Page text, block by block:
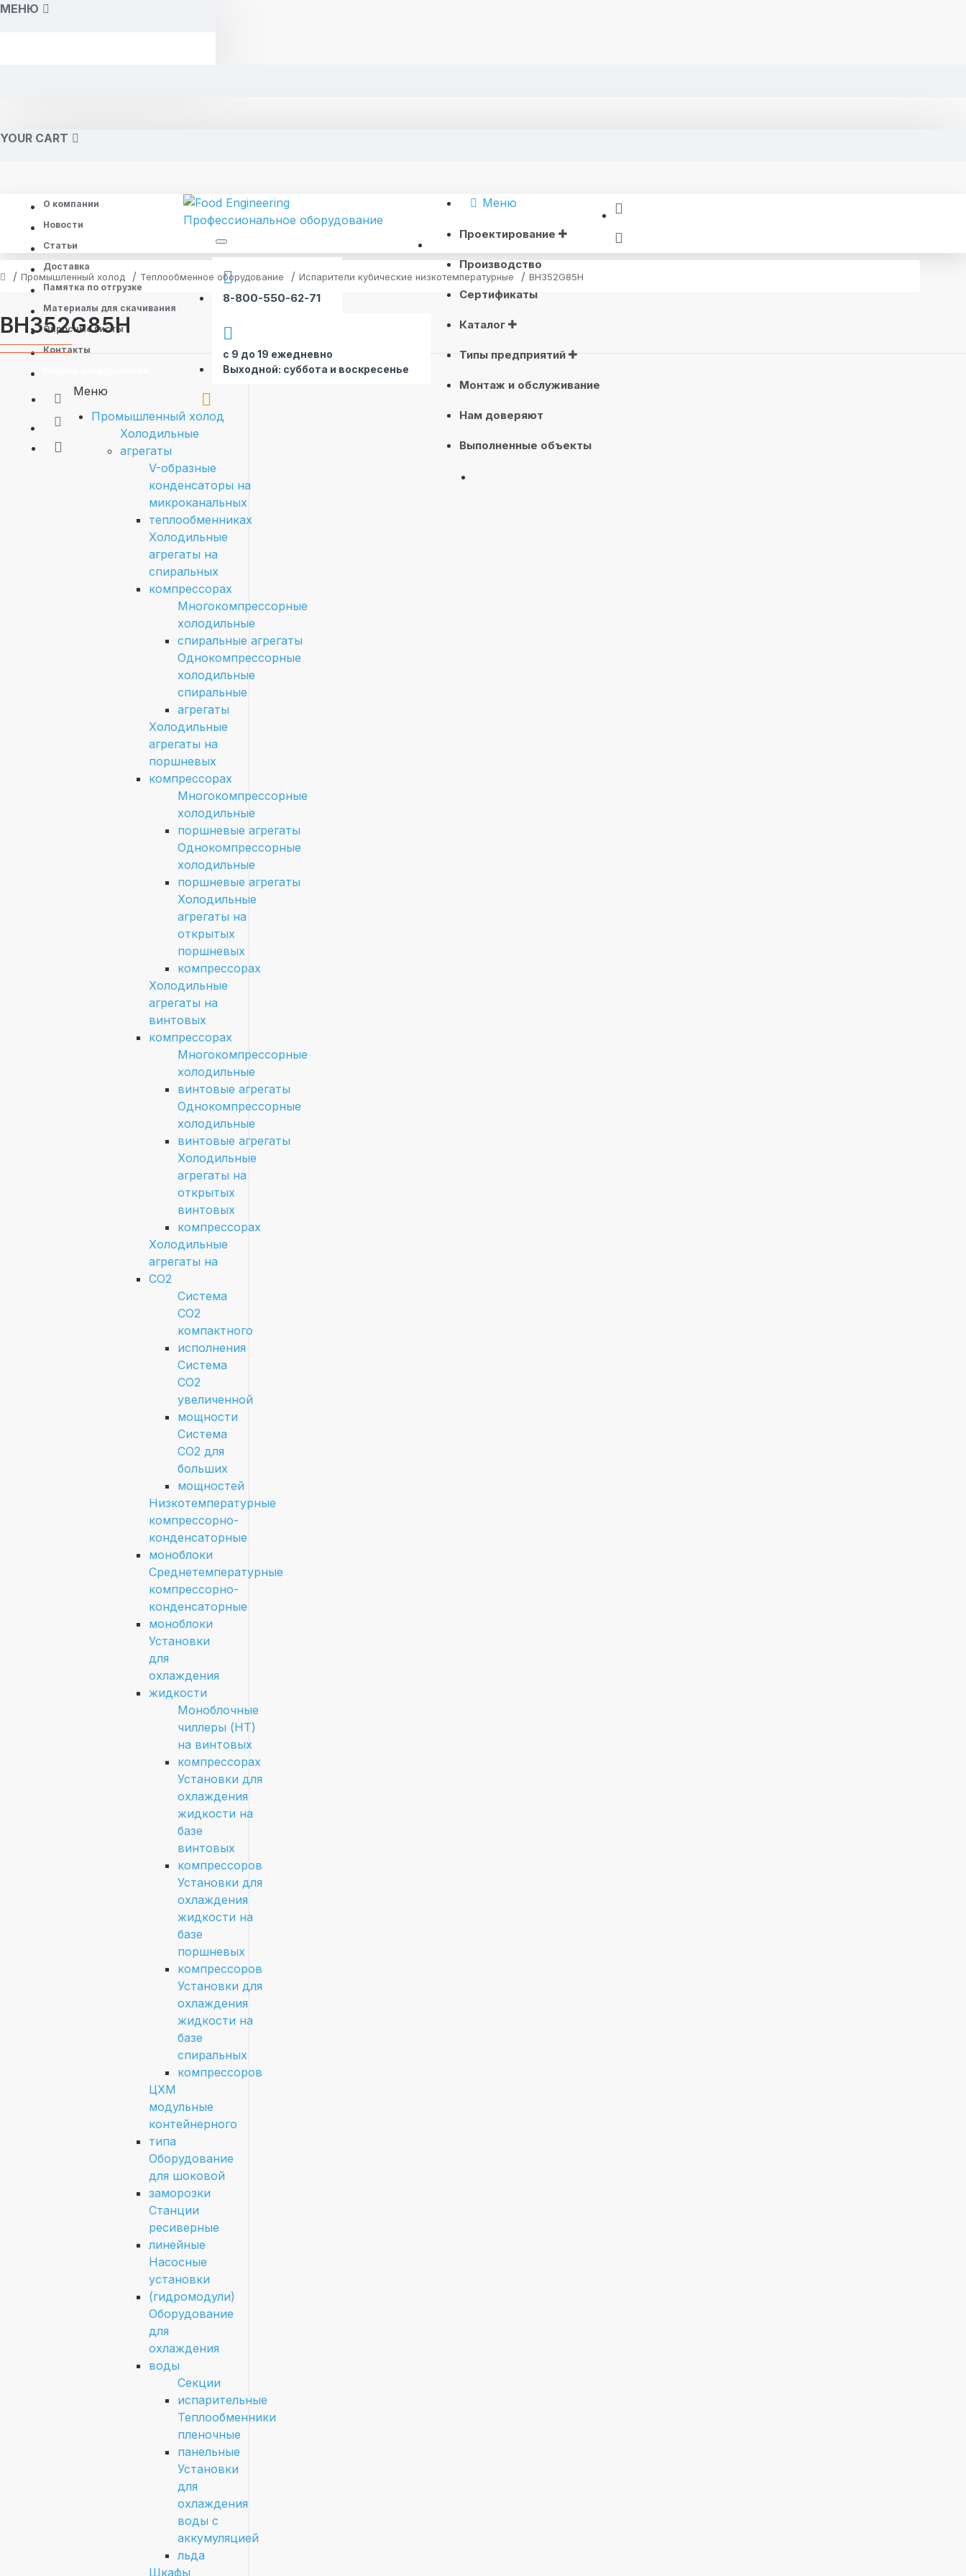
МЕНЮ
YOUR CART
О компании
Новости
Статьи
Доставка
Памятка по отгрузке
Материалы для скачивания
Опросные листы
Контакты
8-800-550-62-71
с 9 до 19 ежедневно
Выходной: суббота и воскресенье
Меню
Проектирование
Производство
Сертификаты
Каталог
Типы предприятий
Монтаж и обслуживание
Нам доверяют
Выполненные объекты
Промышленный холод Теплообменное оборудование Испарители кубические низкотемпературные BH352G85H
BH352G85H
Меню
Промышленный холод
Холодильные
агрегаты
V-образные
конденсаторы на
микроканальных
теплообменниках
Холодильные
агрегаты на
спиральных
компрессорах
Многокомпрессорные
холодильные
спиральные агрегаты
Однокомпрессорные
холодильные
спиральные
агрегаты
Холодильные
агрегаты на
поршневых
компрессорах
Многокомпрессорные
холодильные
поршневые агрегаты
Однокомпрессорные
холодильные
поршневые агрегаты
Холодильные
агрегаты на
открытых
поршневых
компрессорах
Холодильные
агрегаты на
винтовых
компрессорах
Многокомпрессорные
холодильные
винтовые агрегаты
Однокомпрессорные
холодильные
винтовые агрегаты
Холодильные
агрегаты на
открытых
винтовых
компрессорах
Холодильные
агрегаты на
CO2
Система
СО2
компактного
исполнения
Система
СО2
увеличенной
мощности
Система
СО2 для
больших
мощностей
Низкотемпературные
компрессорно-
конденсаторные
моноблоки
Среднетемпературные
компрессорно-
конденсаторные
моноблоки
Установки
для
охлаждения
жидкости
Моноблочные
чиллеры (HT)
на винтовых
компрессорах
Установки для
охлаждения
жидкости на
базе
винтовых
компрессоров
Установки для
охлаждения
жидкости на
базе
поршневых
компрессоров
Установки для
охлаждения
жидкости на
базе
спиральных
компрессоров
ЦХМ
модульные
контейнерного
типа
Оборудование
для шоковой
заморозки
Станции
ресиверные
линейные
Насосные
установки
(гидромодули)
Оборудование
для
охлаждения
воды
Секции
испарительные
Теплообменники
пленочные
панельные
Установки
для
охлаждения
воды с
аккумуляцией
льда
Шкафы